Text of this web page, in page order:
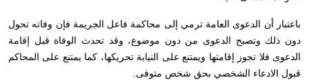
باعتبار أن الدعوى العامة ترمي إلى محاكمة فاعل الجريمة فإن وفاته تحول
دون ذلك وتصبح الدعوى من دون موضوع، وقد تحدث الوفاة قبل إقامة
الدعوى فلا تجوز إقامتها ويمتنع على النيابة تحريكها، كما يمتنع على المحاكم
قبول الادعاء الشخصي بحق شخص متوفى.